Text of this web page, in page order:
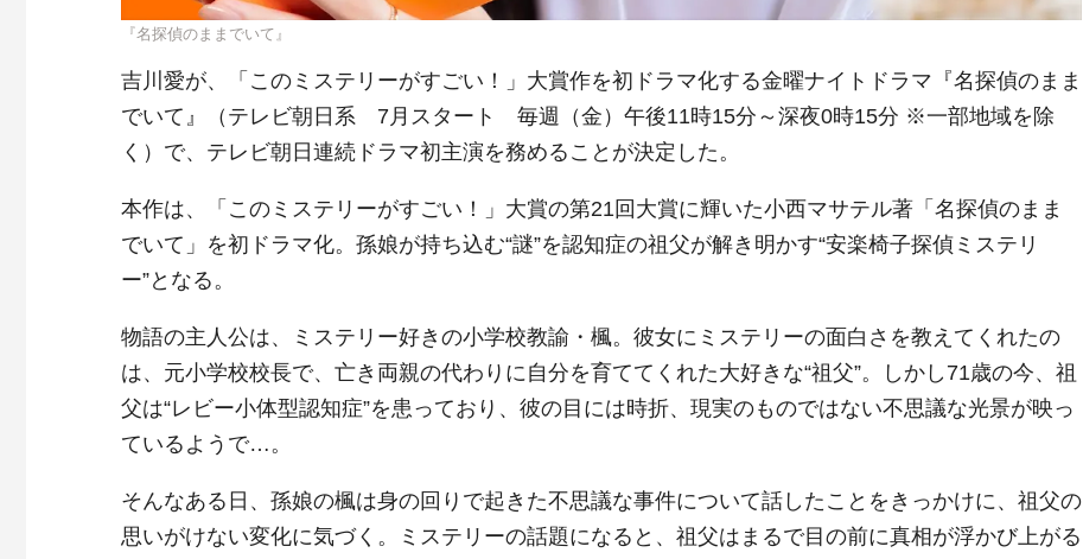
『名探偵のままでいて』
吉川愛が、「このミステリーがすごい！」大賞作を初ドラマ化する金曜ナイトドラマ『名探偵のまま
でいて』（テレビ朝日系 7月スタート 毎週（金）午後11時15分～深夜0時15分 ※一部地域を除
く）で、テレビ朝日連続ドラマ初主演を務めることが決定した。
本作は、「このミステリーがすごい！」大賞の第21回大賞に輝いた小西マサテル著「名探偵のまま
でいて」を初ドラマ化。孫娘が持ち込む“謎”を認知症の祖父が解き明かす“安楽椅子探偵ミステリ
ー”となる。
物語の主人公は、ミステリー好きの小学校教諭・楓。彼女にミステリーの面白さを教えてくれたの
は、元小学校校長で、亡き両親の代わりに自分を育ててくれた大好きな“祖父”。しかし71歳の今、祖
父は“レビー小体型認知症”を患っており、彼の目には時折、現実のものではない不思議な光景が映っ
ているようで…。
そんなある日、孫娘の楓は身の回りで起きた不思議な事件について話したことをきっかけに、祖父の
思いがけない変化に気づく。ミステリーの話題になると、祖父はまるで目の前に真相が浮かび上がる